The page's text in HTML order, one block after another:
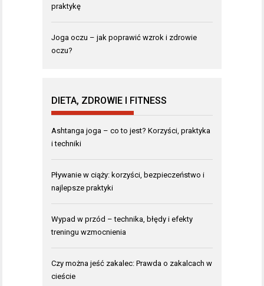
praktykę
Joga oczu – jak poprawić wzrok i zdrowie
oczu?
DIETA, ZDROWIE I FITNESS
Ashtanga joga – co to jest? Korzyści, praktyka
i techniki
Pływanie w ciąży: korzyści, bezpieczeństwo i
najlepsze praktyki
Wypad w przód – technika, błędy i efekty
treningu wzmocnienia
Czy można jeść zakalec: Prawda o zakalcach w
cieście